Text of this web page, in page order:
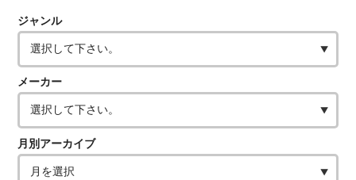
ジャンル
メーカー
月別アーカイブ